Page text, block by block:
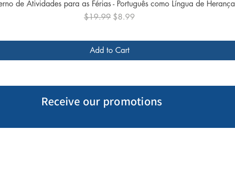
Quick View
de Atividades para as Férias - Português como Língua de Herança
Regular Price
$19.99 Sale Price
$8.99
Add to Cart
Receive our promotions